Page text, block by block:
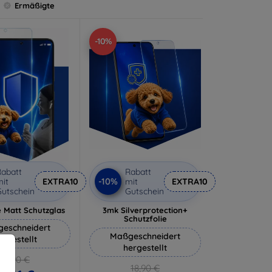
Ermäßigte
EXTRA10
Matt Schutzglas
12,90 €
-10%
-10%
Rabatt
mit
Gutschein
EXTRA10
3mk Silverprotection+
Schutzfolie
Maßgeschneidert
hergestellt
18,90 €